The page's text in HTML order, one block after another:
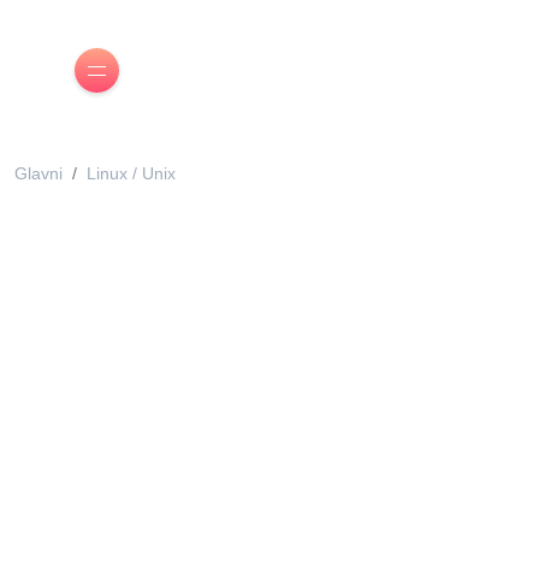
Glavni Linux / Unix